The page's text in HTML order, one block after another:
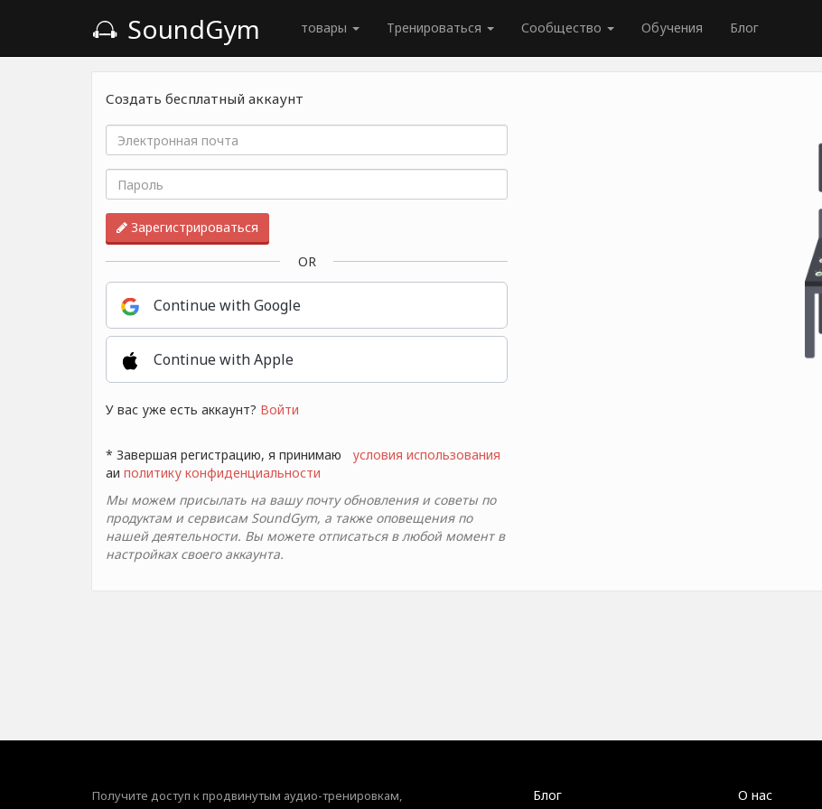
SoundGym товары Тренироваться Сообщество Обучения Блог
Создать бесплатный аккаунт
Зарегистрироваться
OR
Continue with Google
Continue with Apple
У вас уже есть аккаунт? Войти
* Завершая регистрацию, я принимаю условия использования
aи политику конфиденциальности
Мы можем присылать на вашу почту обновления и советы по
продуктам и сервисам SoundGym, а также оповещения по
нашей деятельности. Вы можете отписаться в любой момент в
настройках своего аккаунта.
Получите доступ к продвинутым аудио-тренировкам,
Блог
О нас